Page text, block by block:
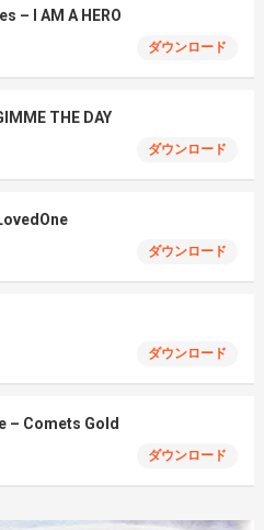
– I AM A HERO
ダウンロード
THE DAY
ダウンロード
ダウンロード
ダウンロード
– Comets Gold
ダウンロード